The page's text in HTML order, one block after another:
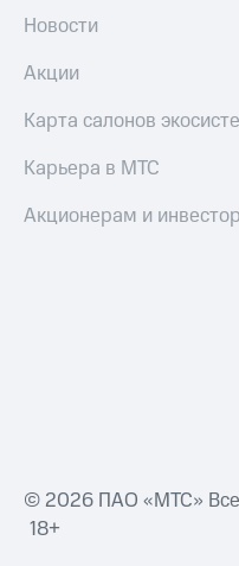
Новости
Акции
Карта салонов
Карьера в МТС
Акционерам и
© 2026 ПАО «МТС»
18+